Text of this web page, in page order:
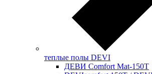
теплые полы DEVI
ДЕВИ Comfort Mat-150T